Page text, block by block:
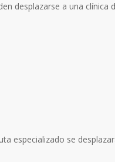
desplazarse a una
especializado se